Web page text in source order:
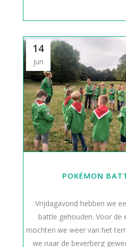
14
jun
POKÉMON
Vrijdagavond hebben we
battle gehouden. Voor de
mochten we weer van het
we naar de beverberg